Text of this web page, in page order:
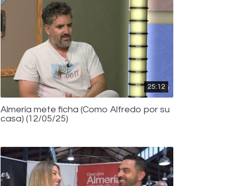
25:12
Almería mete ficha (Como Alfredo por su
casa) (12/05/25)